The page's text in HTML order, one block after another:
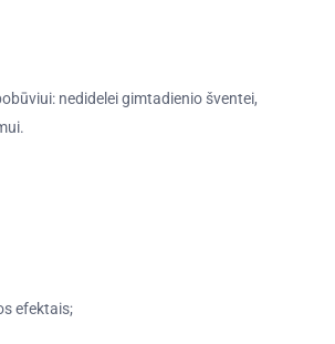
nedidelei gimtadienio šventei,
efektais;